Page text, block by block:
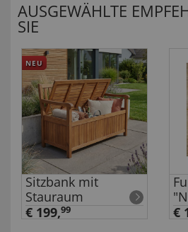
AUSGEWÄHLTE
SIE
NEU
Sitzbank mit
Stauraum
€ 199,99
€